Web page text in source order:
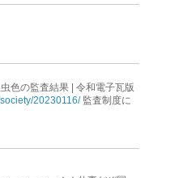
色の監査結果 | 令和電子瓦版
20230116/監査制度に